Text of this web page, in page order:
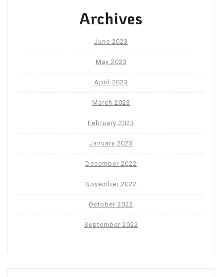
Archives
June 2023
May 2023
April 2023
March 2023
February 2023
January 2023
December 2022
November 2022
October 2022
September 2022